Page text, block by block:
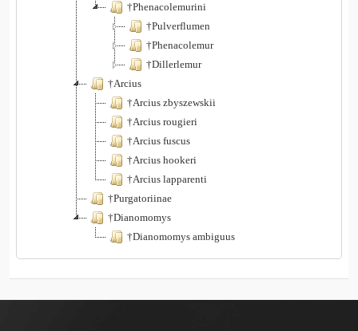
†Phenacolemurini
†Pulverflumen
†Phenacolemur
†Dillerlemur
†Arcius
†Arcius zbyszewskii
†Arcius rougieri
†Arcius fuscus
†Arcius hookeri
†Arcius lapparenti
†Purgatoriinae
†Dianomomys
†Dianomomys ambiguus